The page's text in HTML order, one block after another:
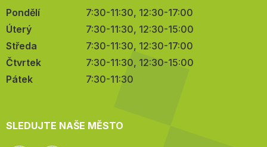
Pondělí
7:30-11:30, 12:30-17:00
Úterý
7:30-11:30, 12:30-15:00
Středa
7:30-11:30, 12:30-17:00
Čtvrtek
7:30-11:30, 12:30-15:00
Pátek
7:30-11:30
SLEDUJTE NAŠE MĚSTO